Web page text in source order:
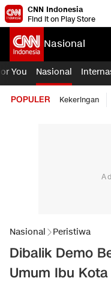
CNN Indonesia
Find it on Play Store
Nasional
You Nasional
POPULER Kekeringan
Nasional Peristiwa
Dibalik Demo
Umum Ibu Kota